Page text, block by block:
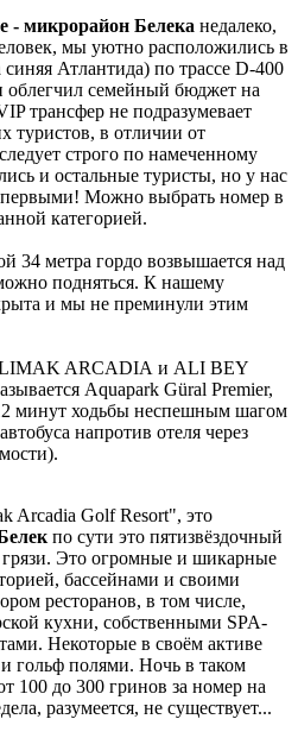
- микрорайон Белека недалеко,
мы уютно расположились в
Атлантида) по трассе D-400
облегчил семейный бюджет на
трансфер не подразумевает
туристов, в отличии от
строго по намеченному
и остальные туристы, но у нас
Можно выбрать номер в
категорией.
34 метра гордо возвышается над
подняться. К нашему
и мы не преминули этим
LIMAK ARCADIA и ALI BEY
Aquapark Güral Premier,
минут ходьбы неспешным шагом
напротив отеля через
Golf Resort", это
по сути это пятизвёздочный
грязи. Это огромные и шикарные
бассейнами и своими
ресторанов, в том числе,
кухни, собственными SPA-
Некоторые в своём активе
гольф полями. Ночь в таком
100 до 300 гринов за номер на
разумеется, не существует...